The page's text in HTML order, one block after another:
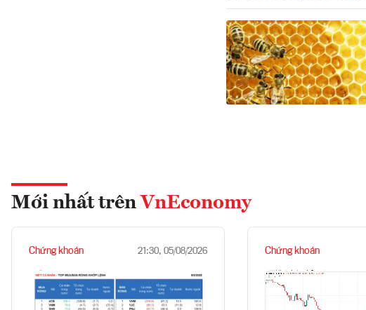
Mới nhất trên VnEconomy
Chứng khoán 21:30, 05/08/2026 Chứng khoán